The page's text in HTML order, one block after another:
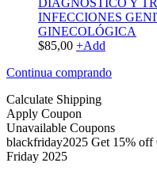
DIAGNÓSTICO Y
INFECCIONES
GINECOLÓGICA
$85,00 +Add
Continua comprando
Calculate Shipping
Apply Coupon
Unavailable Coupons
blackfriday2025 Get 15% off
Friday 2025